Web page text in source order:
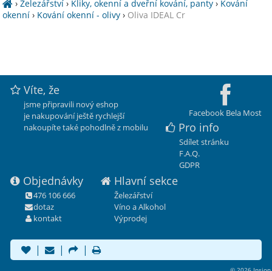
›Železářství › Kliky, okenní a dveřní kování, panty › Kování
okenní › Kování okenní - olivy › Oliva IDEAL Cr
Facebook Bela Most
Víte, že
jsme připravili nový eshop
je nakupování ještě rychlejší
nakoupíte také pohodlně z mobilu
Pro info
Sdílet stránku
F.A.Q.
GDPR
Objednávky
476 106 666
dotaz
kontakt
Hlavní sekce
Železářství
Víno a Alkohol
Výprodej
| | |